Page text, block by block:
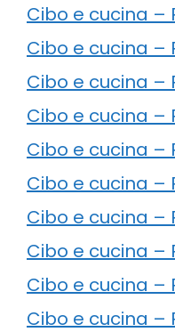
Cibo e cucina –
Cibo e cucina –
Cibo e cucina –
Cibo e cucina –
Cibo e cucina –
Cibo e cucina –
Cibo e cucina –
Cibo e cucina –
Cibo e cucina –
Cibo e cucina –